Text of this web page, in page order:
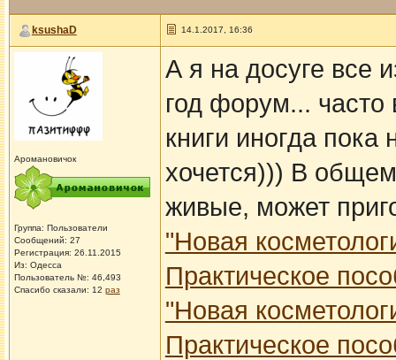
ksushaD 14.1.2017, 16:36
Аромановичок
Группа: Пользователи
Сообщений: 27
Регистрация: 26.11.2015
Из: Одесса
Пользователь №: 46,493
Спасибо сказали: 12 раз
А я на досуге все
год форум... часто
книги иногда
хочется))) В
живые, может
"Новая
Практическое
"Новая
Практическое